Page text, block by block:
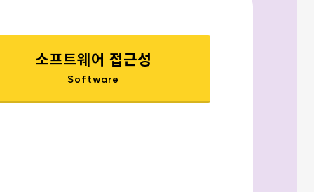
소프트웨어 접근성
Software